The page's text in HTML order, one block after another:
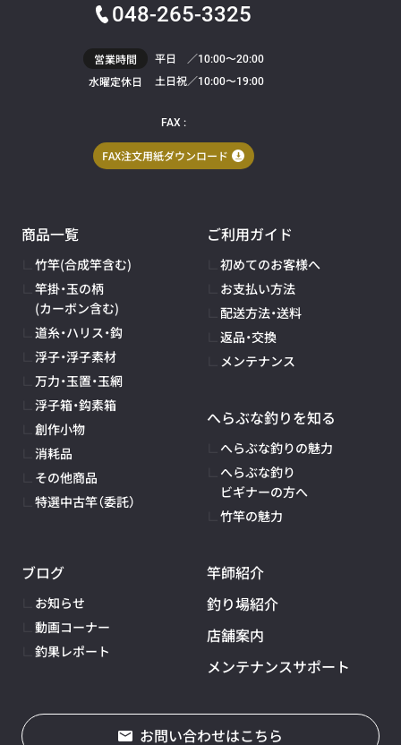
048-265-3325
営業時間 平日 ／10:00〜20:00
水曜定休日 土日祝／10:00〜19:00
FAX :
FAX注文用紙ダウンロード
商品一覧
竹竿(合成竿含む)
竿掛・玉の柄
(カーボン含む)
道糸・ハリス・鈎
浮子・浮子素材
万力・玉置・玉網
浮子箱・鈎素箱
創作小物
消耗品
その他商品
特選中古竿（委託）
ご利用ガイド
初めてのお客様へ
お支払い方法
配送方法・送料
返品・交換
メンテナンス
へらぶな釣りを知る
へらぶな釣りの魅力
へらぶな釣り
ビギナーの方へ
竹竿の魅力
ブログ
お知らせ
動画コーナー
釣果レポート
竿師紹介
釣り場紹介
店舗案内
メンテナンスサポート
お問い合わせはこちら